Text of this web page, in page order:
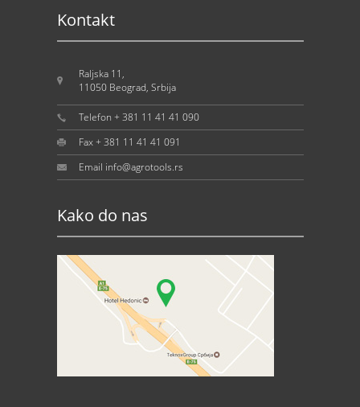
Kontakt
Raljska 11,
11050 Beograd, Srbija
Telefon + 381 11 41 41 090
Fax + 381 11 41 41 091
Email info@agrotools.rs
Kako do nas